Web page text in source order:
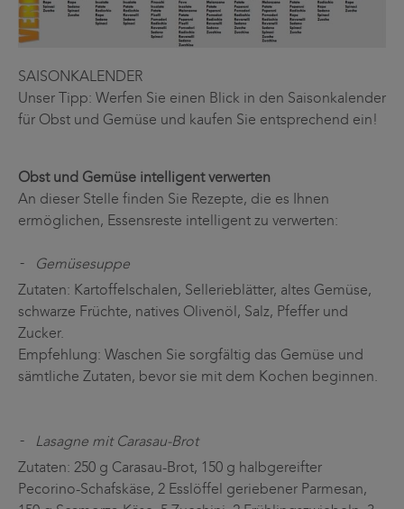
SAISONKALENDER
Unser Tipp: Werfen Sie einen Blick in den Saisonkalender
für Obst und Gemüse und kaufen Sie entsprechend ein!
Obst und Gemüse intelligent verwerten
An dieser Stelle finden Sie Rezepte, die es Ihnen
ermöglichen, Essensreste intelligent zu verwerten:
Gemüsesuppe
Zutaten: Kartoffelschalen, Sellerieblätter, altes Gemüse,
schwarze Früchte, natives Olivenöl, Salz, Pfeffer und
Zucker.
Empfehlung: Waschen Sie sorgfältig das Gemüse und
sämtliche Zutaten, bevor sie mit dem Kochen beginnen.
Lasagne mit Carasau-Brot
Zutaten: 250 g Carasau-Brot, 150 g halbgereifter
Pecorino-Schafskäse, 2 Esslöffel geriebener Parmesan,